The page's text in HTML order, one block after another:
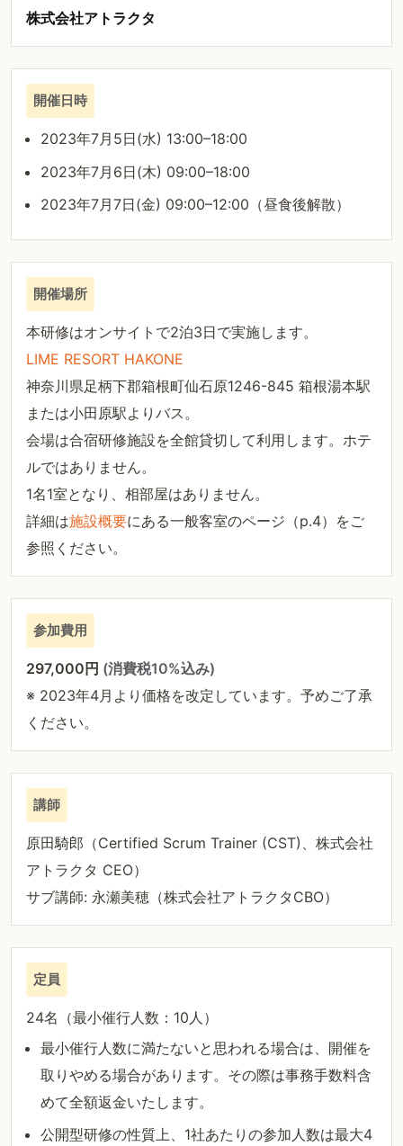
株式会社アトラクタ
開催日時
2023年7月5日(水) 13:00–18:00
2023年7月6日(木) 09:00–18:00
2023年7月7日(金) 09:00–12:00（昼食後解散）
開催場所
本研修はオンサイトで2泊3日で実施します。
LIME RESORT HAKONE
神奈川県足柄下郡箱根町仙石原1246-845 箱根湯本駅
または小田原駅よりバス。
会場は合宿研修施設を全館貸切して利用します。ホテ
ルではありません。
1名1室となり、相部屋はありません。
詳細は施設概要にある一般客室のページ（p.4）をご
参照ください。
参加費用
297,000円 (消費税10%込み)
※ 2023年4月より価格を改定しています。予めご了承
ください。
講師
原田騎郎（Certified Scrum Trainer (CST)、株式会社
アトラクタ CEO）
サブ講師: 永瀬美穂（株式会社アトラクタCBO）
定員
24名（最小催行人数：10人）
最小催行人数に満たないと思われる場合は、開催を
取りやめる場合があります。その際は事務手数料含
めて全額返金いたします。
公開型研修の性質上、1社あたりの参加人数は最大4